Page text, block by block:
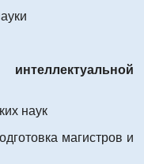
наук
магистров и